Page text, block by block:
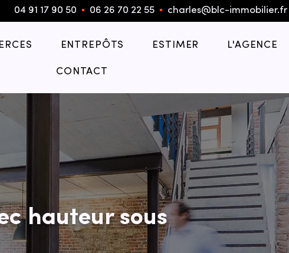
04 91 17 90 50 ▪︎ 06 26 70 22 55 ▪︎ charles@blc-immobilier.fr
ENTREPÔTS ESTIMER L'AGENCE
CONTACT
hauteur sous